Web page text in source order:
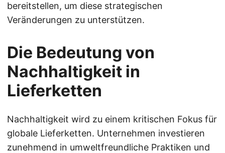
bereitstellen, um diese strategischen
Veränderungen zu unterstützen.
Die Bedeutung von
Nachhaltigkeit in
Lieferketten
Nachhaltigkeit wird zu einem kritischen Fokus für
globale Lieferketten. Unternehmen investieren
zunehmend in umweltfreundliche Praktiken und